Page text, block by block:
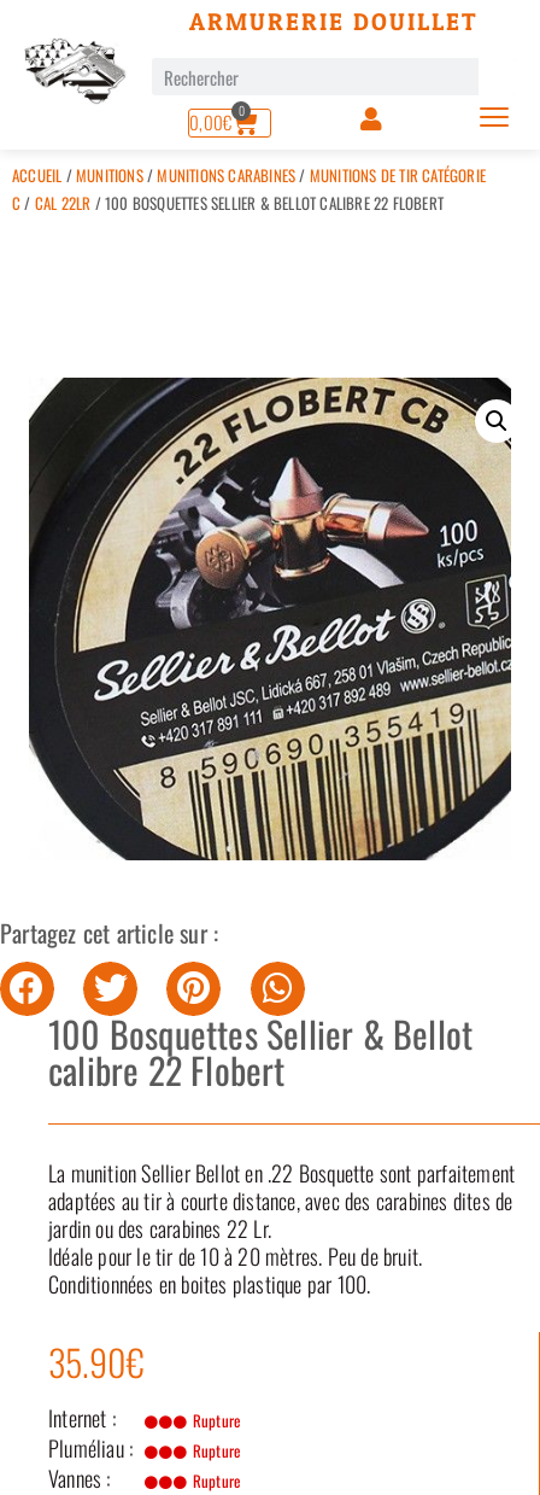
ARMURERIE DOUILLET
0,00€ 0
ACCUEIL /MUNITIONS/MUNITIONS CARABINES/ MUNITIONS DE TIR CATÉGORIE
C/ CAL 22LR / 100 BOSQUETTES SELLIER & BELLOT CALIBRE 22 FLOBERT
Partagez cet article sur :
100 Bosquettes Sellier & Bellot
calibre 22 Flobert
La munition Sellier Bellot en .22 Bosquette sont parfaitement
adaptées au tir à courte distance, avec des carabines dites de
jardin ou des carabines 22 Lr.
Idéale pour le tir de 10 à 20 mètres. Peu de bruit.
Conditionnées en boites plastique par 100.
35.90€
Internet : Rupture
Pluméliau : Rupture
Vannes : Rupture